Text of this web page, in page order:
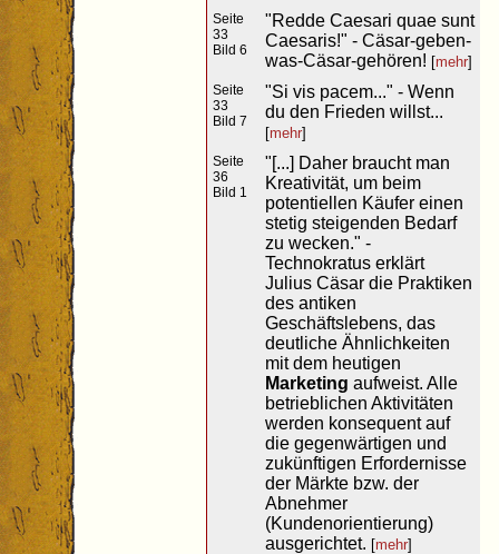
Seite
33
Bild 6
"Redde Caesari quae sunt
Caesaris!" - Cäsar-geben-
was-Cäsar-gehören! [mehr]
Seite
33
Bild 7
"Si vis pacem..." - Wenn
du den Frieden willst...
[mehr]
Seite
36
Bild 1
"[...] Daher braucht man
Kreativität, um beim
potentiellen Käufer einen
stetig steigenden Bedarf
zu wecken." -
Technokratus erklärt
Julius Cäsar die Praktiken
des antiken
Geschäftslebens, das
deutliche Ähnlichkeiten
mit dem heutigen
Marketing aufweist. Alle
betrieblichen Aktivitäten
werden konsequent auf
die gegenwärtigen und
zukünftigen Erfordernisse
der Märkte bzw. der
Abnehmer
(Kundenorientierung)
ausgerichtet. [mehr]